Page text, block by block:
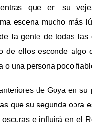
que en su
escena mucho más
la gente de todas las
de ellos esconde algo
o una persona poco
de Goya en su
que su segunda obra
e influirá en el